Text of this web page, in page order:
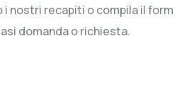
nostri recapiti o compila il form
domanda o richiesta.